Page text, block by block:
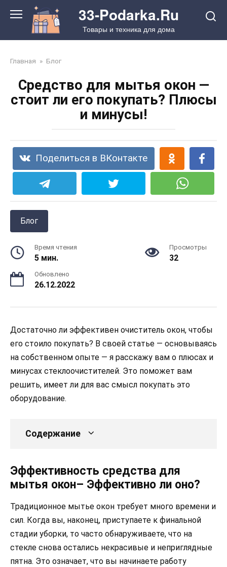
контенту
33-Podarka.Ru
Товары и техника для дома
Главная » Блог
Средство для мытья окон —
стоит ли его покупать? Плюсы
и минусы!
Поделиться в ВКонтакте
Блог
Время чтения
5 мин.
Просмотры
32
Обновлено
26.12.2022
Достаточно ли эффективен очиститель окон, чтобы
его стоило покупать? В своей статье — основываясь
на собственном опыте — я расскажу вам о плюсах и
минусах стеклоочистителей. Это поможет вам
решить, имеет ли для вас смысл покупать это
оборудование.
Содержание
Эффективность средства для
мытья окон– Эффективно ли оно?
Традиционное мытье окон требует много времени и
сил. Когда вы, наконец, приступаете к финальной
стадии уборки, то часто обнаруживаете, что на
стекле снова остались некрасивые и неприглядные
пятна. Это означает, что вы начинаете работу